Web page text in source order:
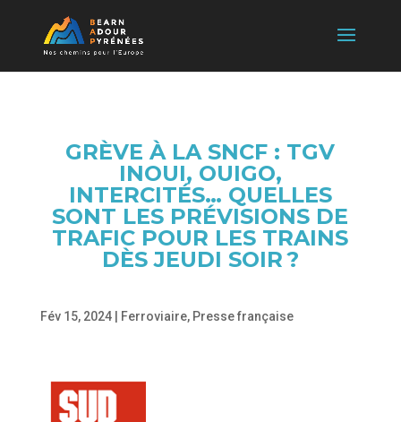
GRÈVE À LA SNCF : TGV
INOUI, OUIGO,
INTERCITÉS… QUELLES
SONT LES PRÉVISIONS DE
TRAFIC POUR LES TRAINS
DÈS JEUDI SOIR ?
Fév 15, 2024| Ferroviaire, Presse française